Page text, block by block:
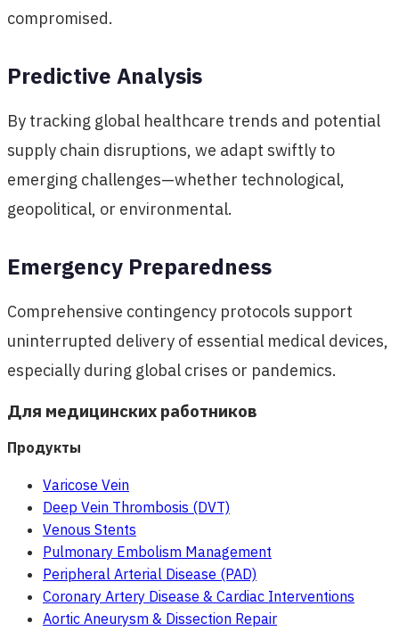
compromised.
Predictive Analysis
By tracking global healthcare trends and potential
supply chain disruptions, we adapt swiftly to
emerging challenges—whether technological,
geopolitical, or environmental.
Emergency Preparedness
Comprehensive contingency protocols support
uninterrupted delivery of essential medical devices,
especially during global crises or pandemics.
Для медицинских работников
Продукты
Varicose Vein
Deep Vein Thrombosis (DVT)
Venous Stents
Pulmonary Embolism Management
Peripheral Arterial Disease (PAD)
Coronary Artery Disease & Cardiac Interventions
Aortic Aneurysm & Dissection Repair